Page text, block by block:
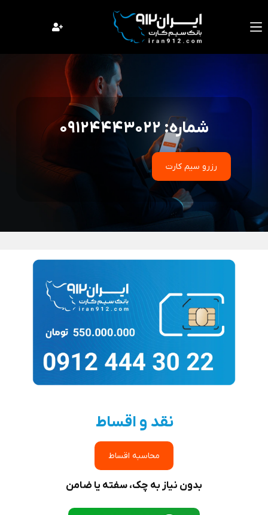
محتوا
شماره: 09124443022
رزرو سیم کارت
نقد و اقساط
محاسبه اقساط
بدون نیاز به چک، سفته یا ضامن